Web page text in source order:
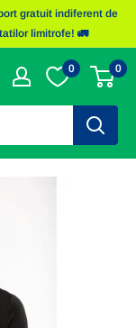
gratuit indiferent de
limitrofe! 🚛
0 0